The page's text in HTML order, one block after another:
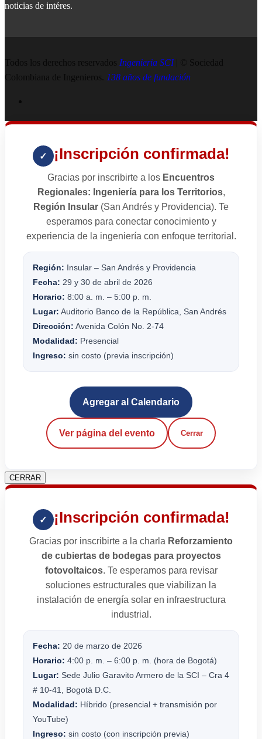
noticias de intéres.
Todos los derechos reservados Ingenieria SCI
| © Sociedad
Colombiana de Ingenieros.
138 años de fundación
✓ ¡Inscripción confirmada!
Gracias por inscribirte a los Encuentros
Regionales: Ingeniería para los Territorios,
Región Insular (San Andrés y Providencia). Te
esperamos para conectar conocimiento y
experiencia de la ingeniería con enfoque territorial.
Región: Insular – San Andrés y Providencia
Fecha: 29 y 30 de abril de 2026
Horario: 8:00 a. m. – 5:00 p. m.
Lugar: Auditorio Banco de la República, San Andrés
Dirección: Avenida Colón No. 2-74
Modalidad: Presencial
Ingreso: sin costo (previa inscripción)
Agregar al Calendario
Ver página del evento Cerrar
CERRAR
✓ ¡Inscripción confirmada!
Gracias por inscribirte a la charla Reforzamiento
de cubiertas de bodegas para proyectos
fotovoltaicos. Te esperamos para revisar
soluciones estructurales que viabilizan la
instalación de energía solar en infraestructura
industrial.
Fecha: 20 de marzo de 2026
Horario: 4:00 p. m. – 6:00 p. m. (hora de Bogotá)
Lugar: Sede Julio Garavito Armero de la SCI – Cra 4
# 10-41, Bogotá D.C.
Modalidad: Híbrido (presencial + transmisión por
YouTube)
Ingreso: sin costo (con inscripción previa)